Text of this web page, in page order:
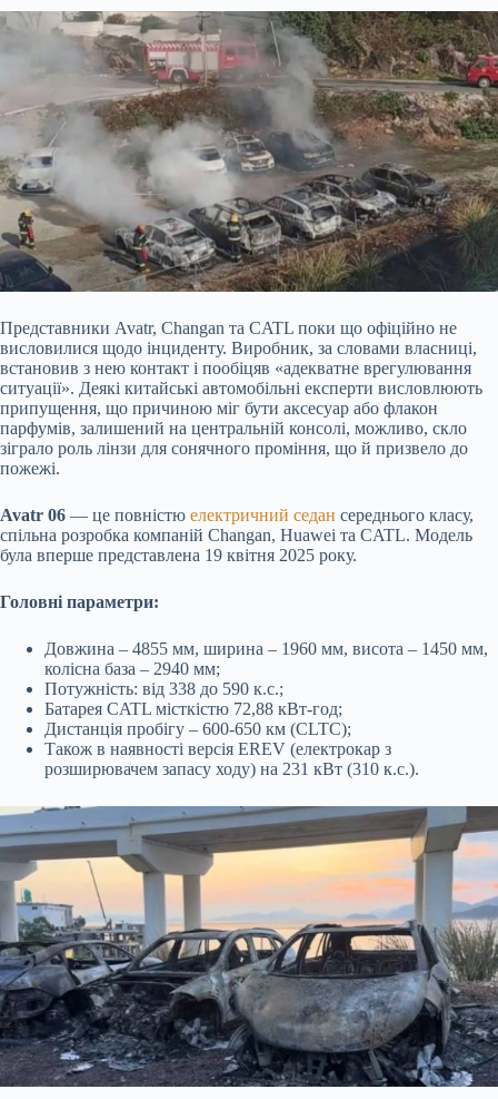
Представники Avatr, Changan та CATL поки що офіційно не
висловилися щодо інциденту. Виробник, за словами власниці,
встановив з нею контакт і пообіцяв «адекватне врегулювання
ситуації». Деякі китайські автомобільні експерти висловлюють
припущення, що причиною міг бути аксесуар або флакон
парфумів, залишений на центральній консолі, можливо, скло
зіграло роль лінзи для сонячного проміння, що й призвело до
пожежі.
Avatr 06 — це повністю електричний седан середнього класу,
спільна розробка компаній Changan, Huawei та CATL. Модель
була вперше представлена 19 квітня 2025 року.
Головні параметри:
Довжина – 4855 мм, ширина – 1960 мм, висота – 1450 мм,
колісна база – 2940 мм;
Потужність: від 338 до 590 к.с.;
Батарея CATL місткістю 72,88 кВт-год;
Дистанція пробігу – 600-650 км (CLTC);
Також в наявності версія EREV (електрокар з
розширювачем запасу ходу) на 231 кВт (310 к.с.).